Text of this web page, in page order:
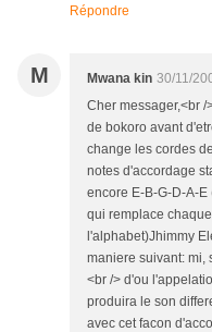
Répondre
M Mwana kin 30/11/
Cher messager,<br /
de bokoro avant
change les cordes
notes d'accordage
encore E-B-G-D-A-
qui remplace
l'alphabet)Jhimmy
maniere suivant: mi,
<br /> d'ou
produira le son
avec cet facon